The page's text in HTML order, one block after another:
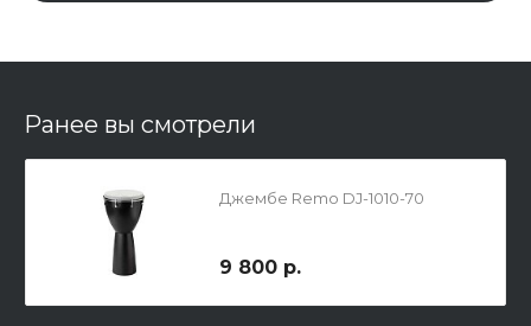
Ранее вы смотрели
Джембе Remo DJ-1010-70
9 800 р.